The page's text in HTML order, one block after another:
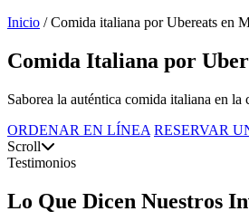
Inicio / Comida italiana por Ubereats en
Comida Italiana por
Saborea la auténtica comida italiana en
ORDENAR EN LÍNEA RESERVAR
Scroll
Testimonios
Lo Que Dicen Nuestros